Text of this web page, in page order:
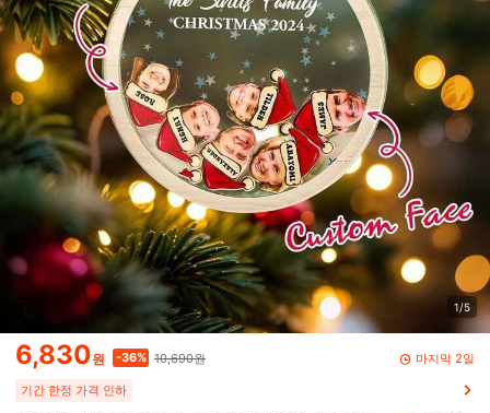
1/5
6,830원 -36% 10,690원 마지막 2일
기간 한정 가격 인하